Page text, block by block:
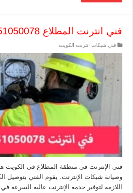
فني انترنت المطلاع 51050078 خدمة سريعه
فني شبكات انترنت الكويت
فني الإنترنت في منطقة المطلاع في
وصيانة شبكات الإنترنت. يقوم الفني بتوصيل
اللازمة لتوفير خدمة الإنترنت عالية السرعة